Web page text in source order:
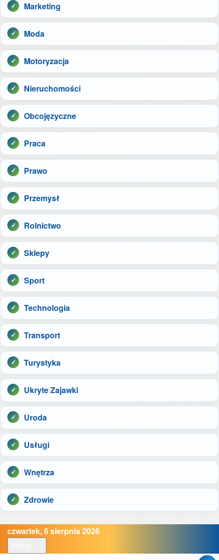
Marketing
Moda
Motoryzacja
Nieruchomości
Obcojęzyczne
Praca
Prawo
Przemysł
Rolnictwo
Sklepy
Sport
Technologia
Transport
Turystyka
Ukryte Zajawki
Uroda
Usługi
Wnętrza
Zdrowie
czwartek, 6 sierpnia 2026